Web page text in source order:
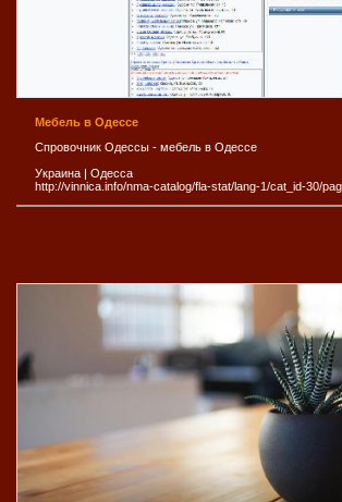
Мебель в Одессе
Спровочник Одессы - мебель в Одессе
Украина | Одесса
http://vinnica.info/nma-catalog/fla-stat/lang-1/cat_id-30/